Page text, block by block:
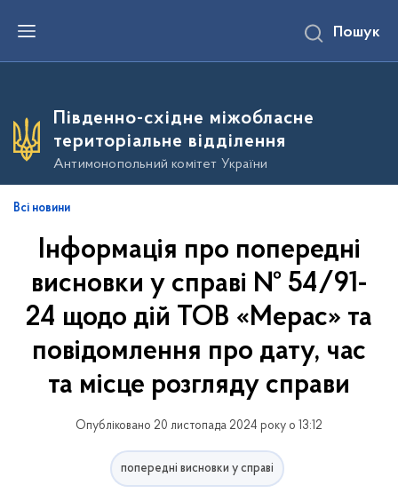
е
о
о
в
Пошук
Південно-східне міжобласне
територіальне відділення
Антимонопольний комітет України
Всі новини
Інформація про попередні
висновки у справі № 54/91-
24 щодо дій ТОВ «Мерас» та
повідомлення про дату, час
та місце розгляду справи
Опубліковано 20 листопада 2024 року о 13:12
попередні висновки у справі